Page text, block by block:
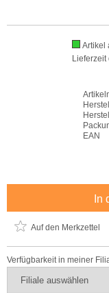
Artikel
Lieferzeit
EAN
In
Auf den Merkzettel
Verfügbarkeit in meiner